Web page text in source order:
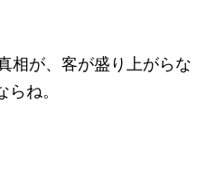
相が、客が盛り上がらな
ね。